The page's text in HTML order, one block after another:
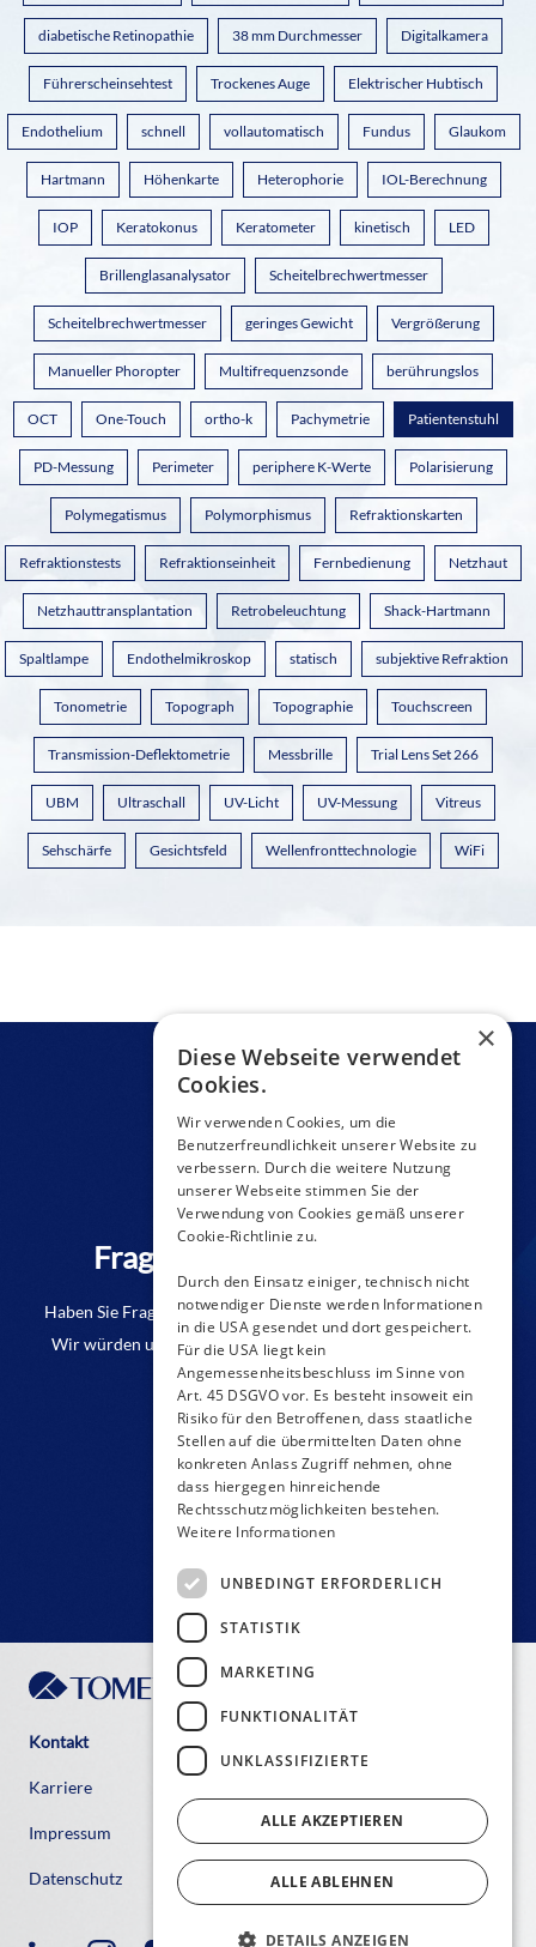
diabetische Retinopathie 38 mm Durchmesser Digitalkamera
Führerscheinsehtest Trockenes Auge Elektrischer Hubtisch
Endothelium schnell vollautomatisch Fundus Glaukom
Hartmann Höhenkarte Heterophorie IOL-Berechnung
IOP Keratokonus Keratometer kinetisch LED
Brillenglasanalysator Scheitelbrechwertmesser
Scheitelbrechwertmesser geringes Gewicht Vergrößerung
Manueller Phoropter Multifrequenzsonde berührungslos
OCT One-Touch ortho-k Pachymetrie Patientenstuhl
PD-Messung Perimeter periphere K-Werte Polarisierung
Polymegatismus Polymorphismus Refraktionskarten
Refraktionstests Refraktionseinheit Fernbedienung Netzhaut
Netzhauttransplantation Retrobeleuchtung Shack-Hartmann
Spaltlampe Endothelmikroskop statisch subjektive Refraktion
Tonometrie Topograph Topographie Touchscreen
Transmission-Deflektometrie Messbrille Trial Lens Set 266
UBM Ultraschall UV-Licht UV-Messung Vitreus
Sehschärfe Gesichtsfeld Wellenfronttechnologie WiFi
Fragen zu einem Produkt?
Haben Sie Fragen oder benötigen Sie weitere Informationen?
Wir würden uns freuen, wenn Sie uns eine Anfrage senden.
KONTAKT-FORMULAR
Kontakt
Karriere
Impressum
Datenschutz
×
Diese Webseite verwendet
Cookies.
Wir verwenden Cookies, um die
Benutzerfreundlichkeit unserer Website zu
verbessern. Durch die weitere Nutzung
unserer Webseite stimmen Sie der
Verwendung von Cookies gemäß unserer
Cookie-Richtlinie zu.
Durch den Einsatz einiger, technisch nicht
notwendiger Dienste werden Informationen
in die USA gesendet und dort gespeichert.
Für die USA liegt kein
Angemessenheitsbeschluss im Sinne von
Art. 45 DSGVO vor. Es besteht insoweit ein
Risiko für den Betroffenen, dass staatliche
Stellen auf die übermittelten Daten ohne
konkreten Anlass Zugriff nehmen, ohne
dass hiergegen hinreichende
Rechtsschutzmöglichkeiten bestehen.
Weitere Informationen
UNBEDINGT ERFORDERLICH
STATISTIK
MARKETING
FUNKTIONALITÄT
UNKLASSIFIZIERTE
ALLE AKZEPTIEREN
ALLE ABLEHNEN
DETAILS ANZEIGEN